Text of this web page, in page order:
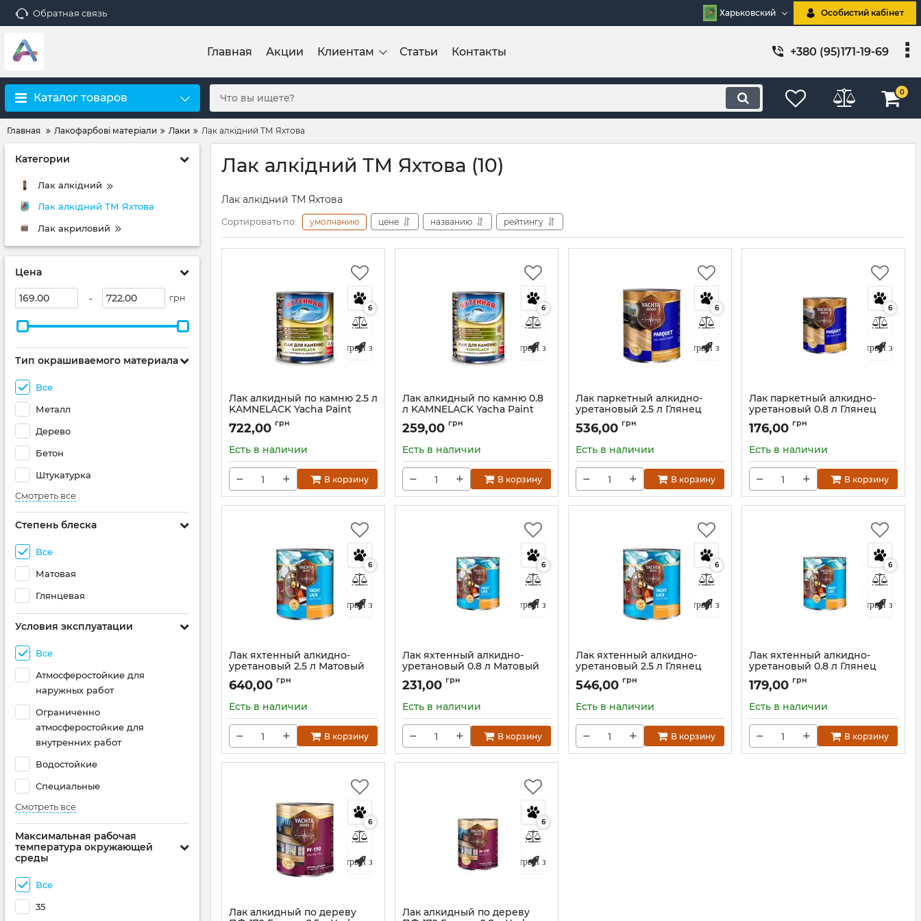
Обратная связь Харьковский Особистий кабінет
Главная Акции Клиентам Статьи Контакты +380 (95)171-19-69
Каталог товаров 0
Главная Лакофарбові матеріали Лаки Лак алкідний ТМ Яхтова
Категории
Лак алкідний
Лак алкідний ТМ Яхтова
Лак акриловий
Цена
- грн
Тип окрашиваемого материала
Все
Металл
Дерево
Бетон
Штукатурка
Смотреть все
Степень блеска
Все
Матовая
Глянцевая
Условия эксплуатации
Все
Атмосферостойкие для
наружных работ
Ограниченно
атмосферостойкие для
внутренних работ
Водостойкие
Специальные
Смотреть все
Максимальная рабочая
температура окружающей
среды
Все
35
Лак алкідний ТМ Яхтова (10)
Лак алкідний ТМ Яхтова
Сортировать по: умолчанию цене названию рейтингу
6
Быстрый заказ
Лак алкидный по камню 2.5 л
KAMNELACK Yacha Paint
Артикул:Л-2,5 (04-01)
722,00 грн
Есть в наличии
− + В корзину
6
Быстрый заказ
Лак алкидный по камню 0.8
л KAMNELACK Yacha Paint
Артикул:Л-0,75 (05-01)
259,00 грн
Есть в наличии
− + В корзину
6
Быстрый заказ
Лак паркетный алкидно-
уретановый 2.5 л Глянец
PARQUET YACHTA WOOD
Артикул:Л-2,5 (04-05)
536,00 грн
Есть в наличии
− + В корзину
6
Быстрый заказ
Лак паркетный алкидно-
уретановый 0.8 л Глянец
PARQUET YACHTA WOOD
Артикул:Л-0,75 (05-05)
176,00 грн
Есть в наличии
− + В корзину
6
Быстрый заказ
Лак яхтенный алкидно-
уретановый 2.5 л Матовый
YACHTA WOOD
Артикул:Л-2,5 (04-02)
640,00 грн
Есть в наличии
− + В корзину
6
Быстрый заказ
Лак яхтенный алкидно-
уретановый 0.8 л Матовый
YACHTA WOOD
Артикул:Л-0,75 (05-02)
231,00 грн
Есть в наличии
− + В корзину
6
Быстрый заказ
Лак яхтенный алкидно-
уретановый 2.5 л Глянец
YACHTA WOOD
Артикул:Л-2,5 (04-04)
546,00 грн
Есть в наличии
− + В корзину
6
Быстрый заказ
Лак яхтенный алкидно-
уретановый 0.8 л Глянец
YACHTA WOOD
Артикул:Л-0,75 (05-04)
179,00 грн
Есть в наличии
− + В корзину
6
Быстрый заказ
Лак алкидный по дереву
6
Быстрый заказ
Лак алкидный по дереву